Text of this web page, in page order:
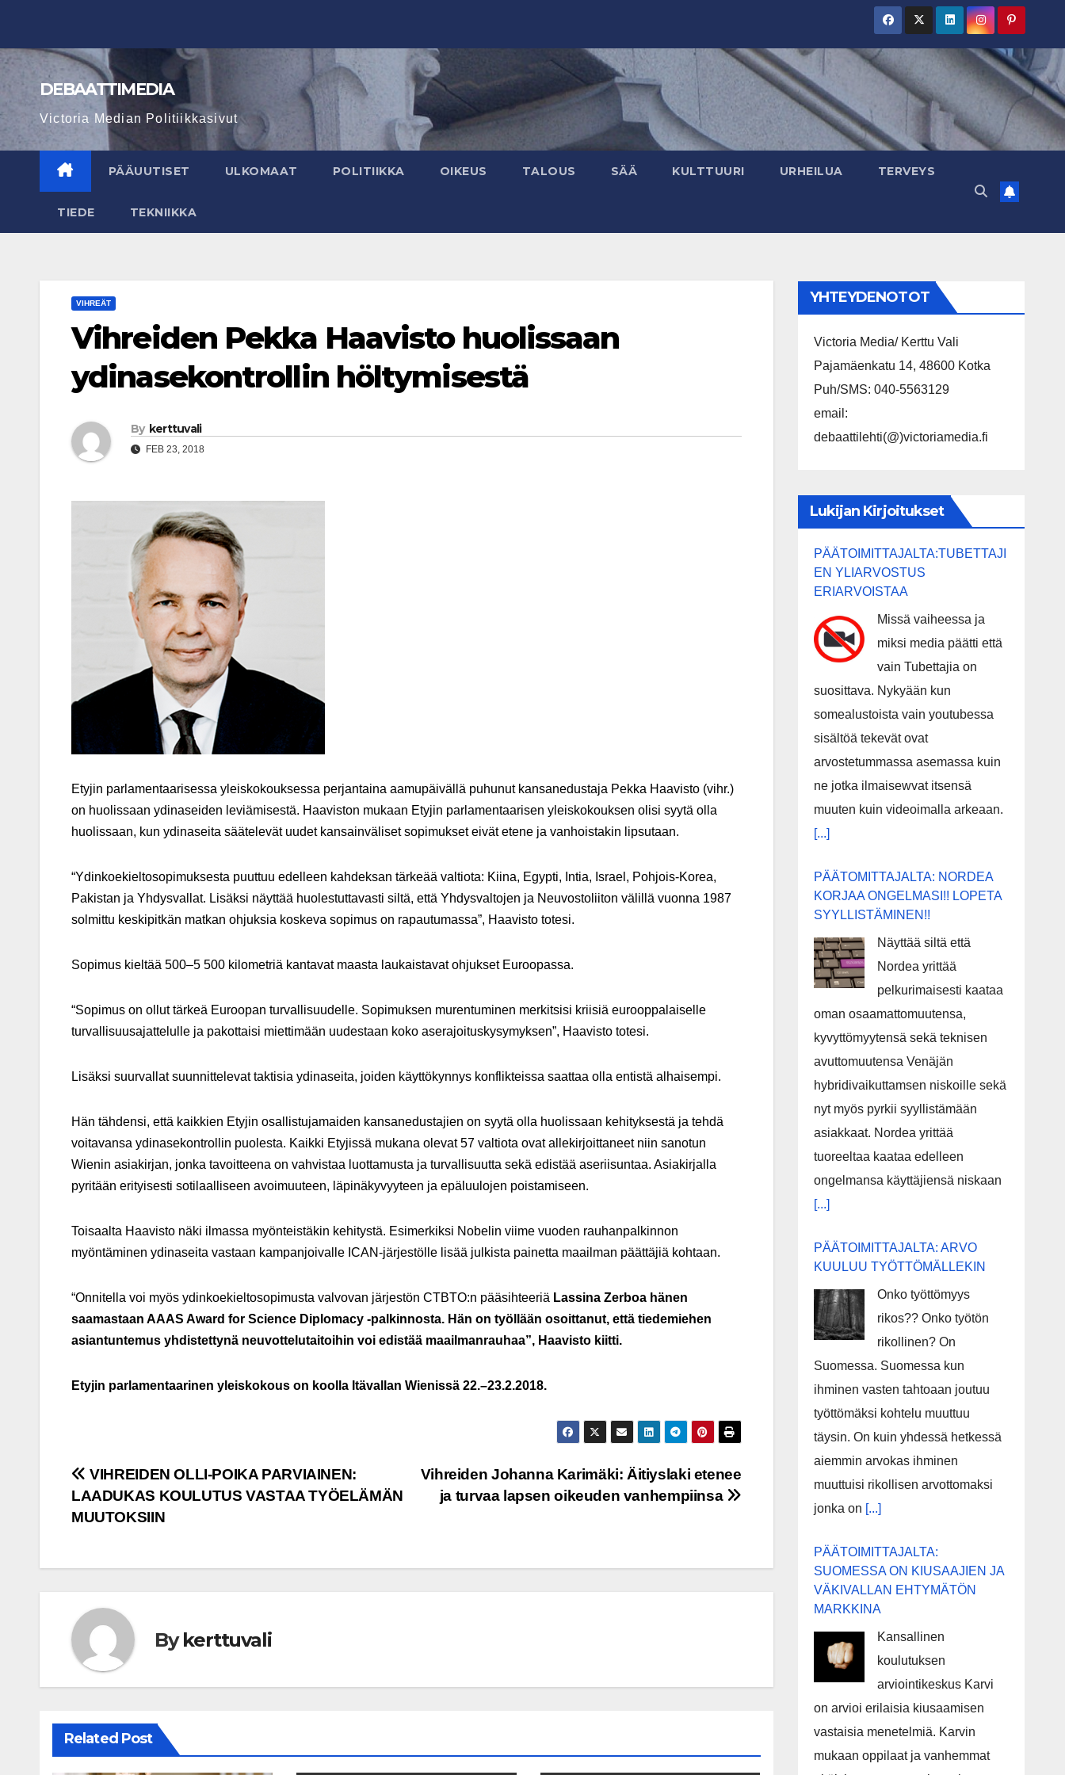
content
DEBAATTIMEDIA
Victoria Median Politiikkasivut
PÄÄUUTISET ULKOMAAT POLITIIKKA OIKEUS TALOUS SÄÄ KULTTUURI URHEILUA TERVEYS
TIEDE TEKNIIKKA
VIHREÄT
Vihreiden Pekka Haavisto huolissaan
ydinasekontrollin höltymisestä
By kerttuvali
FEB 23, 2018
Etyjin parlamentaarisessa yleiskokouksessa perjantaina aamupäivällä puhunut kansanedustaja Pekka Haavisto (vihr.)
on huolissaan ydinaseiden leviämisestä. Haaviston mukaan Etyjin parlamentaarisen yleiskokouksen olisi syytä olla
huolissaan, kun ydinaseita säätelevät uudet kansainväliset sopimukset eivät etene ja vanhoistakin lipsutaan.
“Ydinkoekieltosopimuksesta puuttuu edelleen kahdeksan tärkeää valtiota: Kiina, Egypti, Intia, Israel, Pohjois-Korea,
Pakistan ja Yhdysvallat. Lisäksi näyttää huolestuttavasti siltä, että Yhdysvaltojen ja Neuvostoliiton välillä vuonna 1987
solmittu keskipitkän matkan ohjuksia koskeva sopimus on rapautumassa”, Haavisto totesi.
Sopimus kieltää 500–5 500 kilometriä kantavat maasta laukaistavat ohjukset Euroopassa.
“Sopimus on ollut tärkeä Euroopan turvallisuudelle. Sopimuksen murentuminen merkitsisi kriisiä eurooppalaiselle
turvallisuusajattelulle ja pakottaisi miettimään uudestaan koko aserajoituskysymyksen”, Haavisto totesi.
Lisäksi suurvallat suunnittelevat taktisia ydinaseita, joiden käyttökynnys konflikteissa saattaa olla entistä alhaisempi.
Hän tähdensi, että kaikkien Etyjin osallistujamaiden kansanedustajien on syytä olla huolissaan kehityksestä ja tehdä
voitavansa ydinasekontrollin puolesta. Kaikki Etyjissä mukana olevat 57 valtiota ovat allekirjoittaneet niin sanotun
Wienin asiakirjan, jonka tavoitteena on vahvistaa luottamusta ja turvallisuutta sekä edistää aseriisuntaa. Asiakirjalla
pyritään erityisesti sotilaalliseen avoimuuteen, läpinäkyvyyteen ja epäluulojen poistamiseen.
Toisaalta Haavisto näki ilmassa myönteistäkin kehitystä. Esimerkiksi Nobelin viime vuoden rauhanpalkinnon
myöntäminen ydinaseita vastaan kampanjoivalle ICAN-järjestölle lisää julkista painetta maailman päättäjiä kohtaan.
“Onnitella voi myös ydinkoekieltosopimusta valvovan järjestön CTBTO:n pääsihteeriä Lassina Zerboa hänen
saamastaan AAAS Award for Science Diplomacy -palkinnosta. Hän on työllään osoittanut, että tiedemiehen
asiantuntemus yhdistettynä neuvottelutaitoihin voi edistää maailmanrauhaa”, Haavisto kiitti.
Etyjin parlamentaarinen yleiskokous on koolla Itävallan Wienissä 22.–23.2.2018.
Post
navigation
Vihreiden Johanna Karimäki: Äitiyslaki etenee
ja turvaa lapsen oikeuden vanhempiinsa
VIHREIDEN OLLI-POIKA PARVIAINEN:
LAADUKAS KOULUTUS VASTAA TYÖELÄMÄN
MUUTOKSIIN
Bykerttuvali
Related Post
YHTEYDENOTOT
Victoria Media/ Kerttu Vali
Pajamäenkatu 14, 48600 Kotka
Puh/SMS: 040-5563129
email:
debaattilehti(@)victoriamedia.fi
Lukijan Kirjoitukset
PÄÄTOIMITTAJALTA:TUBETTAJI
EN YLIARVOSTUS
ERIARVOISTAA
Missä vaiheessa ja
miksi media päätti että
vain Tubettajia on
suosittava. Nykyään kun
somealustoista vain youtubessa
sisältöä tekevät ovat
arvostetummassa asemassa kuin
ne jotka ilmaisewvat itsensä
muuten kuin videoimalla arkeaan.
[...]
PÄÄTOMITTAJALTA: NORDEA
KORJAA ONGELMASI!! LOPETA
SYYLLISTÄMINEN!!
Näyttää siltä että
Nordea yrittää
pelkurimaisesti kaataa
oman osaamattomuutensa,
kyvyttömyytensä sekä teknisen
avuttomuutensa Venäjän
hybridivaikuttamsen niskoille sekä
nyt myös pyrkii syyllistämään
asiakkaat. Nordea yrittää
tuoreeltaa kaataa edelleen
ongelmansa käyttäjiensä niskaan
[...]
PÄÄTOIMITTAJALTA: ARVO
KUULUU TYÖTTÖMÄLLEKIN
Onko työttömyys
rikos?? Onko työtön
rikollinen? On
Suomessa. Suomessa kun
ihminen vasten tahtoaan joutuu
työttömäksi kohtelu muuttuu
täysin. On kuin yhdessä hetkessä
aiemmin arvokas ihminen
muuttuisi rikollisen arvottomaksi
jonka on [...]
PÄÄTOIMITTAJALTA:
SUOMESSA ON KIUSAAJIEN JA
VÄKIVALLAN EHTYMÄTÖN
MARKKINA
Kansallinen
koulutuksen
arviointikeskus Karvi
on arvioi erilaisia kiusaamisen
vastaisia menetelmiä. Karvin
mukaan oppilaat ja vanhemmat